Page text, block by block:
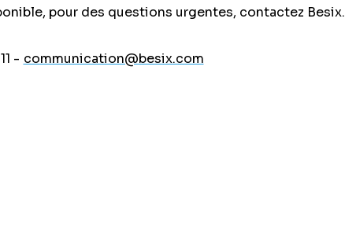
pour des questions urgentes, contactez Besix.
- communication@besix.com